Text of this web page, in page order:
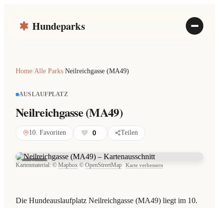
Hundeparks
Home/Alle Parks/Neilreichgasse (MA49)
AUSLAUFPLATZ
Neilreichgasse (MA49)
10. Favoriten 0 Teilen
Die Hundeauslaufplatz Neilreichgasse (MA49) liegt im 10.
Karte
Kartenmaterial: © Mapbox © OpenStreetMap Karte verbessern